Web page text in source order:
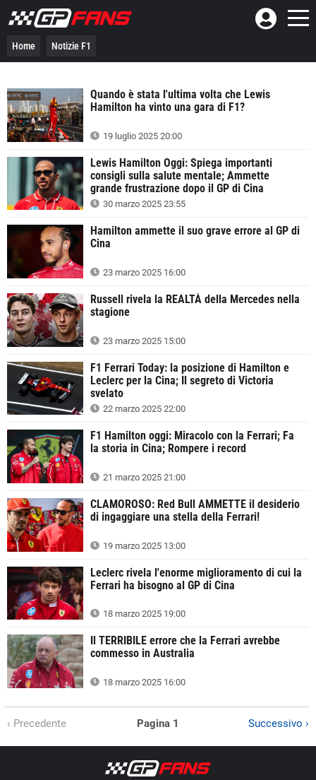
Home Notizie F1
Quando è stata l'ultima volta che Lewis
Hamilton ha vinto una gara di F1?
19 luglio 2025 20:00
Lewis Hamilton Oggi: Spiega importanti
consigli sulla salute mentale; Ammette
grande frustrazione dopo il GP di Cina
30 marzo 2025 23:55
Hamilton ammette il suo grave errore al GP di
Cina
23 marzo 2025 16:00
Russell rivela la REALTÀ della Mercedes nella
stagione
23 marzo 2025 15:00
F1 Ferrari Today: la posizione di Hamilton e
Leclerc per la Cina; Il segreto di Victoria
svelato
22 marzo 2025 22:00
F1 Hamilton oggi: Miracolo con la Ferrari; Fa
la storia in Cina; Rompere i record
21 marzo 2025 21:00
CLAMOROSO: Red Bull AMMETTE il desiderio
di ingaggiare una stella della Ferrari!
19 marzo 2025 13:00
Leclerc rivela l'enorme miglioramento di cui la
Ferrari ha bisogno al GP di Cina
18 marzo 2025 19:00
Il TERRIBILE errore che la Ferrari avrebbe
commesso in Australia
18 marzo 2025 16:00
‹ Precedente Pagina 1 Successivo ›